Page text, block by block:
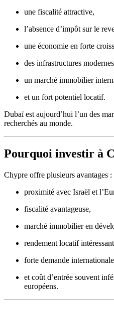
une fiscalité attractive,
l’absence d’impôt sur le
une économie en forte
des infrastructures
un marché immobilier
et un fort potentiel locatif.
Dubaï est aujourd’hui l’un des
recherchés au monde.
Pourquoi investir à
Chypre offre plusieurs avantages :
proximité avec Israël et
fiscalité avantageuse,
marché immobilier en
rendement locatif
forte demande
et coût d’entrée souvent
européens.